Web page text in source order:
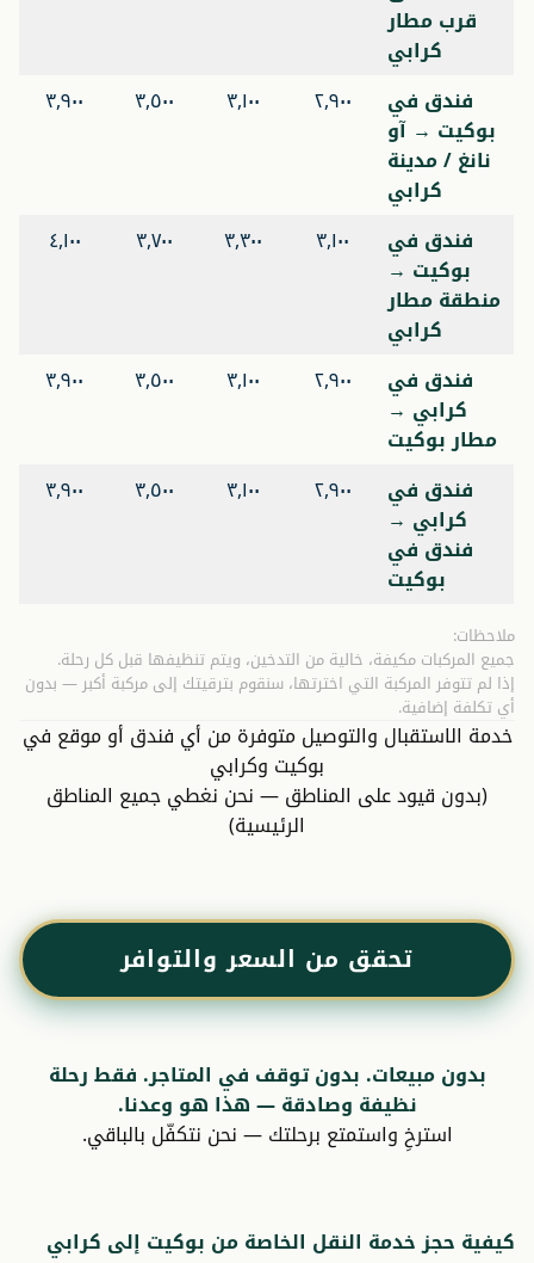
قرب مطار
كرابي
فندق في
بوكيت → آو
نانغ / مدينة
كرابي
٢,٩٠٠ ٣,١٠٠ ٣,٥٠٠ ٣,٩٠٠
فندق في
بوكيت →
منطقة مطار
كرابي
٣,١٠٠ ٣,٣٠٠ ٣,٧٠٠ ٤,١٠٠
فندق في
كرابي →
مطار بوكيت
٢,٩٠٠ ٣,١٠٠ ٣,٥٠٠ ٣,٩٠٠
فندق في
كرابي →
فندق في
بوكيت
٢,٩٠٠ ٣,١٠٠ ٣,٥٠٠ ٣,٩٠٠
ملاحظات:
جميع المركبات مكيفة، خالية من التدخين، ويتم تنظيفها قبل كل رحلة.
إذا لم تتوفر المركبة التي اخترتها، سنقوم بترقيتك إلى مركبة أكبر — بدون
أي تكلفة إضافية.
خدمة الاستقبال والتوصيل متوفرة من أي فندق أو موقع في
بوكيت وكرابي
(بدون قيود على المناطق — نحن نغطي جميع المناطق
الرئيسية)
تحقق من السعر والتوافر
بدون مبيعات. بدون توقف في المتاجر. فقط رحلة
نظيفة وصادقة — هذا هو وعدنا.
استرخِ واستمتع برحلتك — نحن نتكفّل بالباقي.
كيفية حجز خدمة النقل الخاصة من بوكيت إلى كرابي